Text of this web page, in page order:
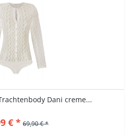
Dani creme...
€ * 69,90 € *